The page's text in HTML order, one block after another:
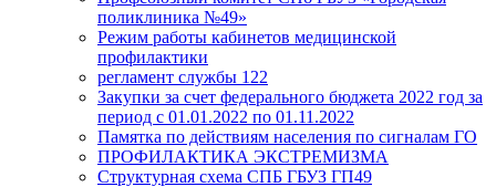
поликлиника №49»
Режим работы кабинетов медицинской
профилактики
регламент службы 122
Закупки за счет федерального бюджета 2022 год за
период с 01.01.2022 по 01.11.2022
Памятка по действиям населения по сигналам ГО
ПРОФИЛАКТИКА ЭКСТРЕМИЗМА
Структурная схема СПБ ГБУЗ ГП49